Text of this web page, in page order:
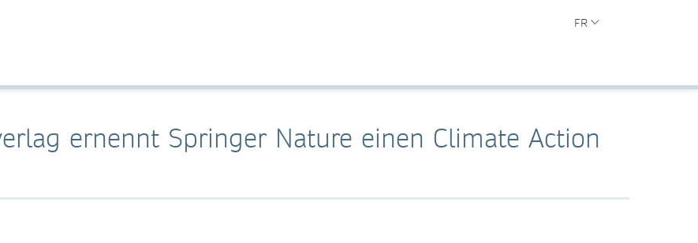
FR
ernennt Springer Nature einen Climate Action